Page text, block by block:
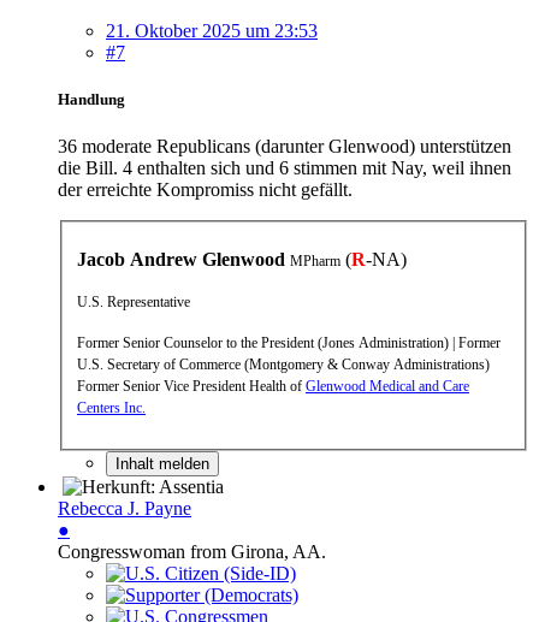
21. Oktober 2025 um 23:53
#7
Handlung
36 moderate Republicans (darunter Glenwood) unterstützen
die Bill. 4 enthalten sich und 6 stimmen mit Nay, weil ihnen
der erreichte Kompromiss nicht gefällt.
Jacob Andrew Glenwood MPharm (R-NA)
U.S. Representative
Former Senior Counselor to the President (Jones Administration) | Former
U.S. Secretary of Commerce (Montgomery & Conway Administrations)
Former Senior Vice President Health of Glenwood Medical and Care
Centers Inc.
Inhalt melden
Rebecca J. Payne
●
Congresswoman from Girona, AA.